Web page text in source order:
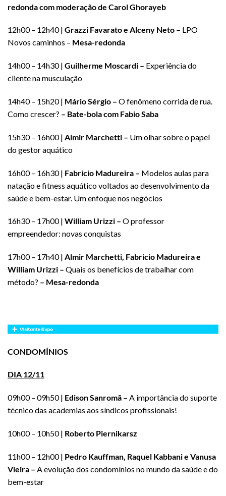
redonda com moderação de Carol Ghorayeb
12h00 – 12h40 | Grazzi Favarato e Alceny Neto – LPO
Novos caminhos – Mesa-redonda
14h00 – 14h30 | Guilherme Moscardi – Experiência do
cliente na musculação
14h40 – 15h20 | Mário Sérgio – O fenômeno corrida de rua.
Como crescer? – Bate-bola com Fabio Saba
15h30 – 16h00 | Almir Marchetti – Um olhar sobre o papel
do gestor aquático
16h00 – 16h30 | Fabricio Madureira – Modelos aulas para
natação e fitness aquático voltados ao desenvolvimento da
saúde e bem-estar. Um enfoque nos negócios
16h30 – 17h00 | William Urizzi – O professor
empreendedor: novas conquistas
17h00 – 17h40 | Almir Marchetti, Fabricio Madureira e
William Urizzi – Quais os benefícios de trabalhar com
método? – Mesa-redonda
CONDOMÍNIOS
DIA 12/11
09h00 – 09h50 | Edison Sanromã – A importância do suporte
técnico das academias aos síndicos profissionais!
10h00 – 10h50 | Roberto Piernikarsz
11h00 – 12h00 | Pedro Kauffman, Raquel Kabbani e Vanusa
Vieira – A evolução dos condomínios no mundo da saúde e do
bem-estar